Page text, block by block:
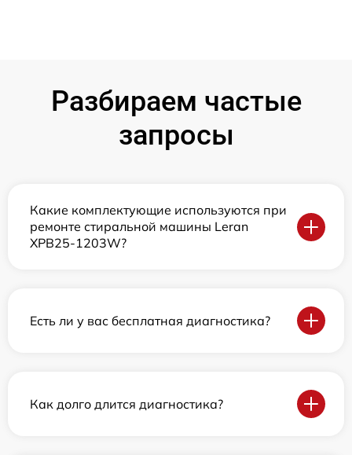
Разбираем частые
запросы
Какие комплектующие используются при
ремонте стиральной машины Leran
XPB25-1203W?
Есть ли у вас бесплатная диагностика?
Как долго длится диагностика?